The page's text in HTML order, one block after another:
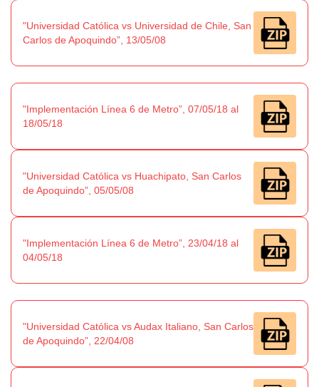
"Universidad Católica vs Universidad de Chile, San
Carlos de Apoquindo”, 13/05/08
"Implementación Línea 6 de Metro”, 07/05/18 al
18/05/18
"Universidad Católica vs Huachipato, San Carlos
de Apoquindo”, 05/05/08
"Implementación Línea 6 de Metro”, 23/04/18 al
04/05/18
"Universidad Católica vs Audax Italiano, San Carlos
de Apoquindo”, 22/04/08